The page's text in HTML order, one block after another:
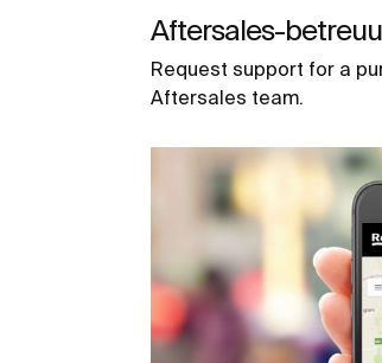
Aftersales-
Request support for a
Aftersales team.